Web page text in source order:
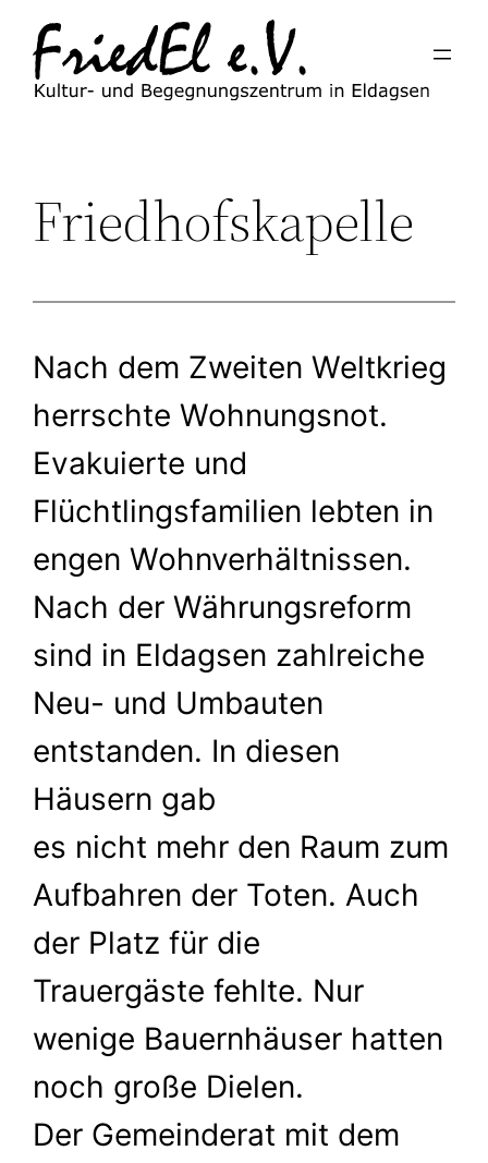
Zum
Inhalt
springen
Friedhofskapelle
Nach dem Zweiten Weltkrieg
herrschte Wohnungsnot.
Evakuierte und
Flüchtlingsfamilien lebten in
engen Wohnverhältnissen.
Nach der Währungsreform
sind in Eldagsen zahlreiche
Neu- und Umbauten
entstanden. In diesen
Häusern gab
es nicht mehr den Raum zum
Aufbahren der Toten. Auch
der Platz für die
Trauergäste fehlte. Nur
wenige Bauernhäuser hatten
noch große Dielen.
Der Gemeinderat mit dem